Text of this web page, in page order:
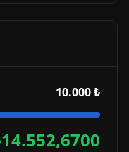
10.000 ₺